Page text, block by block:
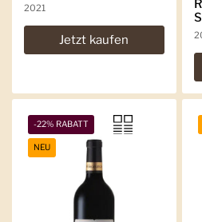
2021
Jetzt kaufen
-22% RABATT
NEU